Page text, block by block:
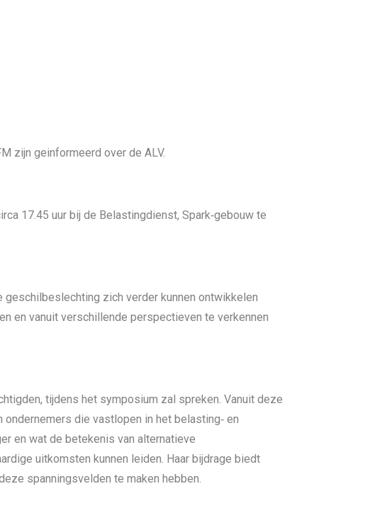
zijn geinformeerd over de ALV.
17.45 uur bij de Belastingdienst, Spark‑gebouw te
zich verder kunnen ontwikkelen
en vanuit verschillende perspectieven te verkennen
tijdens het symposium zal spreken. Vanuit deze
die vastlopen in het belasting‑ en
en wat de betekenis van alternatieve
uitkomsten kunnen leiden. Haar bijdrage biedt
spanningsvelden te maken hebben.